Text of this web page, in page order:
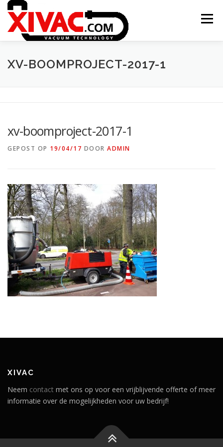
Naar
inhoud
springen
Menu
ONTSTAAN XIVAC CONCEPTEN
XITRAC INTERGROUP
XV-BOOMPROJECT-2017-1
xv-boomproject-2017-1
GEPOST OP 19/04/17 DOOR ADMIN
XIVAC
Neem contact met ons op voor een vrijblijvende offerte of meer
informatie over de mogelijkheden voor uw bedrijf!